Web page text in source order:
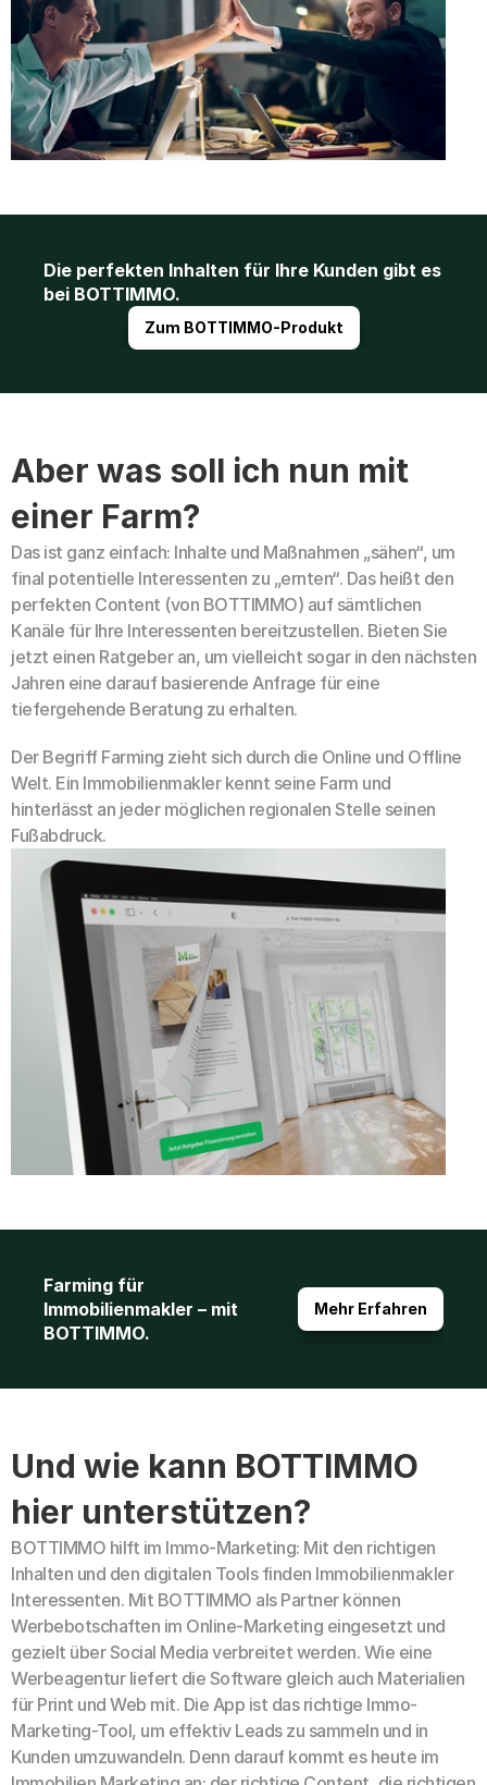
Die perfekten Inhalten für Ihre Kunden gibt es
bei BOTTIMMO.
Zum BOTTIMMO-Produkt
Aber was soll ich nun mit
einer Farm?
Das ist ganz einfach: Inhalte und Maßnahmen „sähen“, um
final potentielle Interessenten zu „ernten“. Das heißt den
perfekten Content (von BOTTIMMO) auf sämtlichen
Kanäle für Ihre Interessenten bereitzustellen. Bieten Sie
jetzt einen Ratgeber an, um vielleicht sogar in den nächsten
Jahren eine darauf basierende Anfrage für eine
tiefergehende Beratung zu erhalten.
Der Begriff Farming zieht sich durch die Online und Offline
Welt. Ein Immobilienmakler kennt seine Farm und
hinterlässt an jeder möglichen regionalen Stelle seinen
Fußabdruck.
Farming für
Immobilienmakler – mit
BOTTIMMO.
Mehr Erfahren
Und wie kann BOTTIMMO
hier unterstützen?
BOTTIMMO hilft im Immo-Marketing: Mit den richtigen
Inhalten und den digitalen Tools finden Immobilienmakler
Interessenten. Mit BOTTIMMO als Partner können
Werbebotschaften im Online-Marketing eingesetzt und
gezielt über Social Media verbreitet werden. Wie eine
Werbeagentur liefert die Software gleich auch Materialien
für Print und Web mit. Die App ist das richtige Immo-
Marketing-Tool, um effektiv Leads zu sammeln und in
Kunden umzuwandeln. Denn darauf kommt es heute im